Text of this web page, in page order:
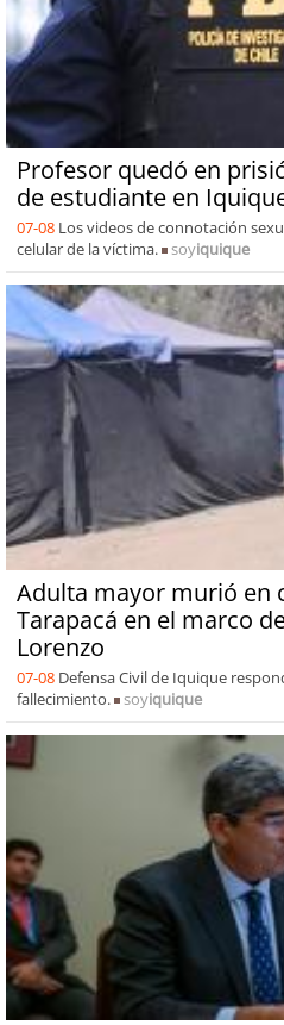
Profesor quedó en
de estudiante en
07-08 Los videos de connotación
celular de la víctima.
soyiquique
Adulta mayor murió en
Tarapacá en el marco
Lorenzo
07-08 Defensa Civil de Iquique
fallecimiento.
soyiquique